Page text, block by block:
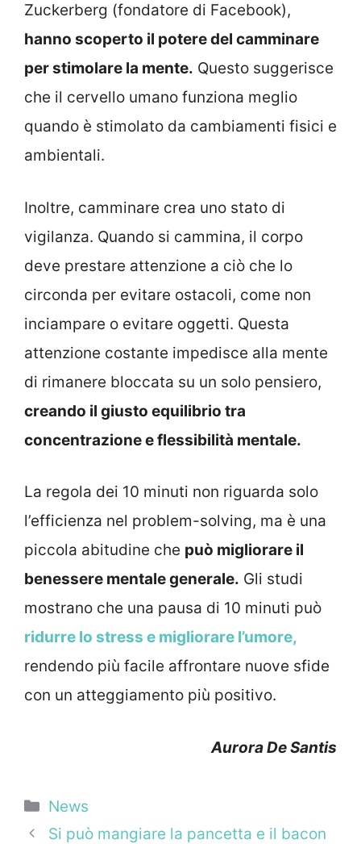
Zuckerberg (fondatore di Facebook),
hanno scoperto il potere del camminare
per stimolare la mente. Questo suggerisce
che il cervello umano funziona meglio
quando è stimolato da cambiamenti fisici e
ambientali.
Inoltre, camminare crea uno stato di
vigilanza. Quando si cammina, il corpo
deve prestare attenzione a ciò che lo
circonda per evitare ostacoli, come non
inciampare o evitare oggetti. Questa
attenzione costante impedisce alla mente
di rimanere bloccata su un solo pensiero,
creando il giusto equilibrio tra
concentrazione e flessibilità mentale.
La regola dei 10 minuti non riguarda solo
l’efficienza nel problem-solving, ma è una
piccola abitudine che può migliorare il
benessere mentale generale. Gli studi
mostrano che una pausa di 10 minuti può
ridurre lo stress e migliorare l’umore,
rendendo più facile affrontare nuove sfide
con un atteggiamento più positivo.
Aurora De Santis
Categorie
News
Si può mangiare la pancetta e il bacon